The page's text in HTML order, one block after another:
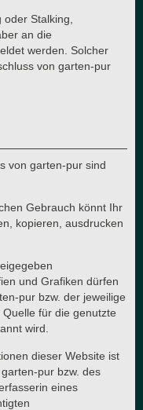
Stalking,
an die
werden. Solcher
von garten-pur
von garten-pur sind
Gebrauch könnt Ihr
kopieren, ausdrucken
und Grafiken dürfen
pur bzw. der jeweilige
für die genutzte
wird.
dieser Website ist
pur bzw. des
eines